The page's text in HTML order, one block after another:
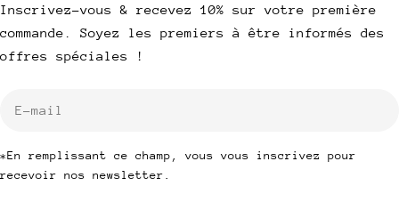
Inscrivez-vous & recevez 10% sur votre première
commande. Soyez les premiers à être informés des
offres spéciales !
*En remplissant ce champ, vous vous inscrivez pour
recevoir nos newsletter.